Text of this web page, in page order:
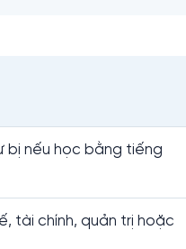
bị nếu học bằng tiếng
tài chính, quản trị hoặc